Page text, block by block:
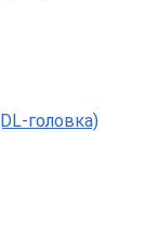
головка)